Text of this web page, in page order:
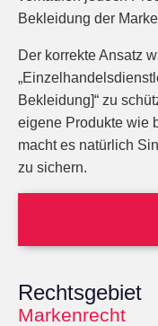
Bekleidung der Marke
Der korrekte Ansatz
Bekleidung]“ zu
eigene Produkte wie
macht es natürlich
zu sichern.
Rechtsgebiet
Markenrecht